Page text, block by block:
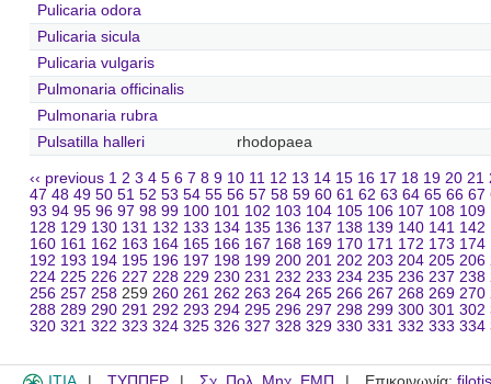
Pulicaria odora
Pulicaria sicula
Pulicaria vulgaris
Pulmonaria officinalis
Pulmonaria rubra
Pulsatilla halleri
rhodopaea
‹‹ previous 1 2 3 4 5 6 7 8 9 10 11 12 13 14 15 16 17 18 19 20 21
47 48 49 50 51 52 53 54 55 56 57 58 59 60 61 62 63 64 65 66 67
93 94 95 96 97 98 99 100 101 102 103 104 105 106 107 108 109
128 129 130 131 132 133 134 135 136 137 138 139 140 141 142
160 161 162 163 164 165 166 167 168 169 170 171 172 173 174
192 193 194 195 196 197 198 199 200 201 202 203 204 205 206
224 225 226 227 228 229 230 231 232 233 234 235 236 237 238
256 257 258 259 260 261 262 263 264 265 266 267 268 269 270
288 289 290 291 292 293 294 295 296 297 298 299 300 301 302
320 321 322 323 324 325 326 327 328 329 330 331 332 333 334